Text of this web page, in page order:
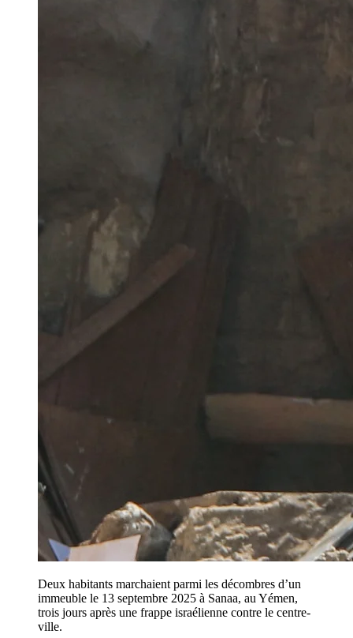
Deux habitants marchaient parmi les décombres d’un
immeuble le 13 septembre 2025 à Sanaa, au Yémen,
trois jours après une frappe israélienne contre le centre-
ville.